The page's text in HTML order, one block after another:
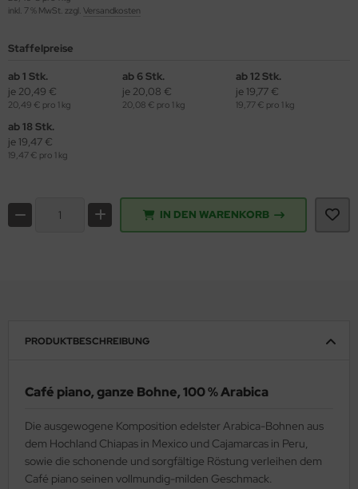
inkl. 7 % MwSt. zzgl. Versandkosten
Staffelpreise
ab 1 Stk.
je 20,49 €
20,49 € pro 1 kg
ab 6 Stk.
je 20,08 €
20,08 € pro 1 kg
ab 12 Stk.
je 19,77 €
19,77 € pro 1 kg
ab 18 Stk.
je 19,47 €
19,47 € pro 1 kg
IN DEN WARENKORB
PRODUKTBESCHREIBUNG
Café piano, ganze Bohne, 100 % Arabica
Die ausgewogene Komposition edelster Arabica-Bohnen aus
dem Hochland Chiapas in Mexico und Cajamarcas in Peru,
sowie die schonende und sorgfältige Röstung verleihen dem
Café piano seinen vollmundig-milden Geschmack.